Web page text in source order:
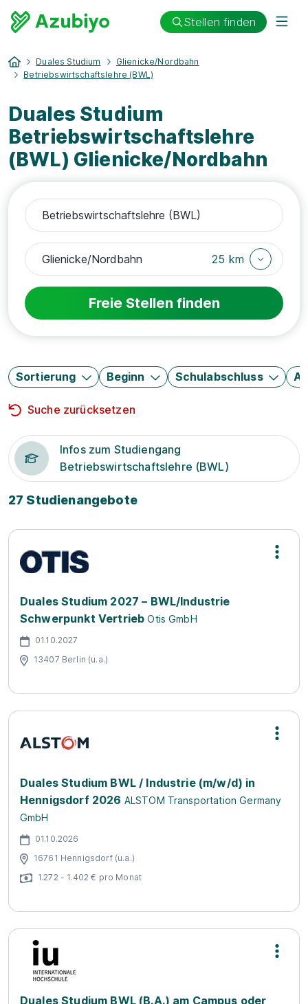
Stellen finden
Duales Studium
Glienicke/Nordbahn
Betriebswirtschaftslehre (BWL)
Duales Studium
Betriebswirtschaftslehre
(BWL) Glienicke/Nordbahn
25 km
Freie Stellen finden
Sortierung Beginn Schulabschluss
Suche zurücksetzen
Infos zum Studiengang
Betriebswirtschaftslehre (BWL)
27 Studienangebote
Duales Studium 2027 – BWL/Industrie
Schwerpunkt Vertrieb Otis GmbH
01.10.2027
13407 Berlin (u.a.)
Duales Studium BWL / Industrie (m/w/d) in
Hennigsdorf 2026 ALSTOM Transportation Germany
GmbH
01.10.2026
16761 Hennigsdorf (u.a.)
1.272 - 1.402 € pro Monat
Duales Studium BWL (B.A.) am Campus oder